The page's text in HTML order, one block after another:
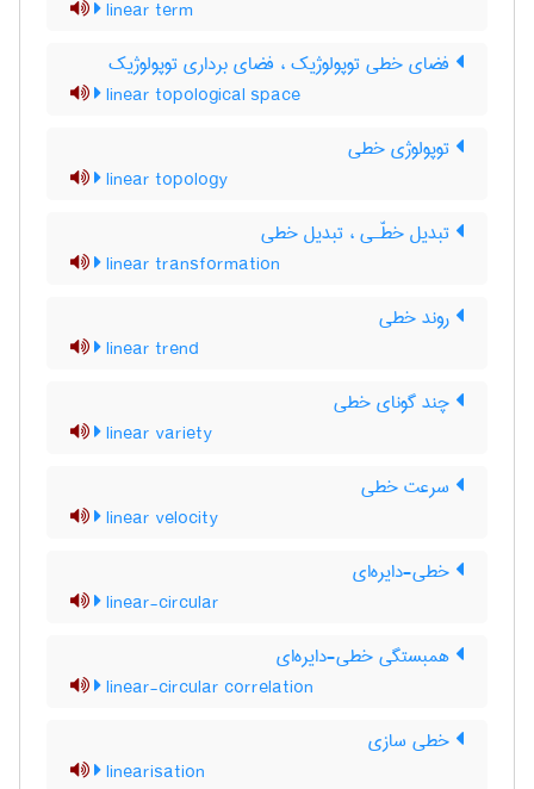
linear term
فضای خطی توپولوژیک ، فضای برداری توپولوژیک
linear topological space
توپولوژی خطی
linear topology
تبدیل خطّـی ، تبدیل خطی
linear transformation
روند خطی
linear trend
چند گونای خطی
linear variety
سرعت خطی
linear velocity
خطی-دایره‌ای
linear-circular
همبستگی خطی-دایره‌ای
linear-circular correlation
خطی سازی
linearisation